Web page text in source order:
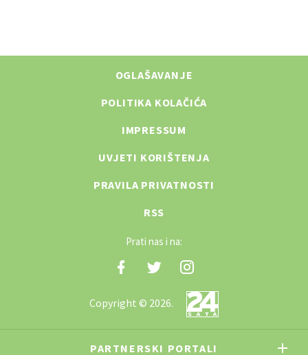
OGLAŠAVANJE
POLITIKA KOLAČIĆA
IMPRESSUM
UVJETI KORIŠTENJA
PRAVILA PRIVATNOSTI
RSS
Prati nas i na:
Copyright © 2026.
PARTNERSKI PORTALI